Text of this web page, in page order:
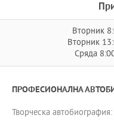
Вторник
Вторник
Сряда
ПРОФЕСИОНАЛНА
Творческа автобиография: